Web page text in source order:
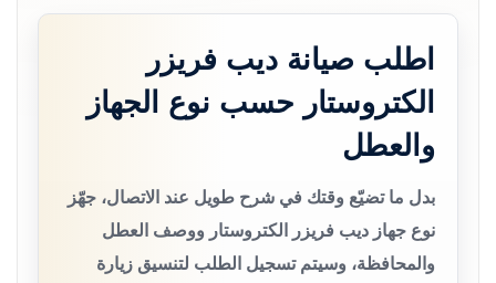
اطلب صيانة ديب فريزر
الكتروستار حسب نوع الجهاز
والعطل
بدل ما تضيّع وقتك في شرح طويل عند الاتصال، جهّز
نوع جهاز ديب فريزر الكتروستار ووصف العطل
والمحافظة، وسيتم تسجيل الطلب لتنسيق زيارة